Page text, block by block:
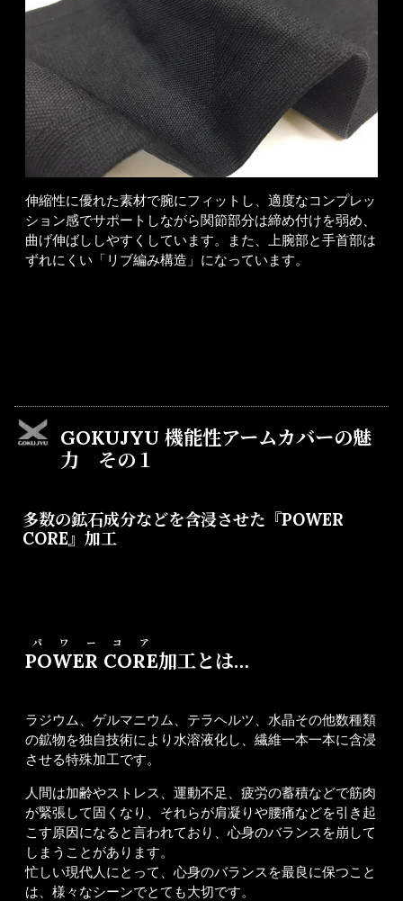
伸縮性に優れた素材で腕にフィットし、適度なコンプレッ
ション感でサポートしながら関節部分は締め付けを弱め、
曲げ伸ばししやすくしています。また、上腕部と手首部は
ずれにくい「リブ編み構造」になっています。
GOKUJYU 機能性アームカバーの魅
力 その１
多数の鉱石成分などを含浸させた『POWER
CORE』加工
POWER CORE
パワーコア
加工とは…
ラジウム、ゲルマニウム、テラヘルツ、水晶その他数種類
の鉱物を独自技術により水溶液化し、繊維一本一本に含浸
させる特殊加工です。
人間は加齢やストレス、運動不足、疲労の蓄積などで筋肉
が緊張して固くなり、それらが肩凝りや腰痛などを引き起
こす原因になると言われており、心身のバランスを崩して
しまうことがあります。
忙しい現代人にとって、心身のバランスを最良に保つこと
は、様々なシーンでとても大切です。